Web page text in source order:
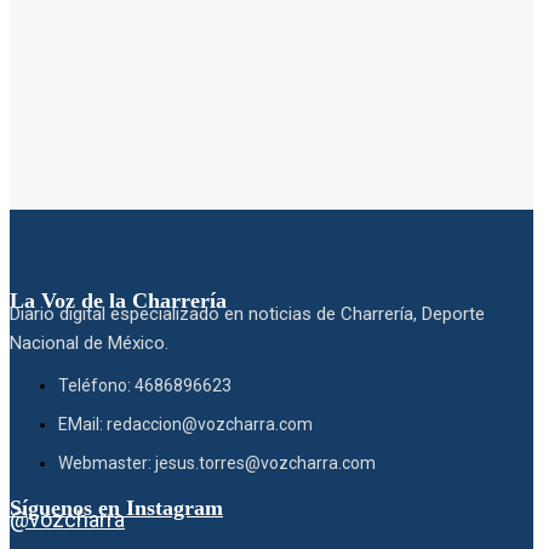
La Voz de la Charrería
Diario digital especializado en noticias de Charrería, Deporte
Nacional de México.
Teléfono: 4686896623
EMail: redaccion@vozcharra.com
Webmaster: jesus.torres@vozcharra.com
Síguenos en Instagram
@vozcharra